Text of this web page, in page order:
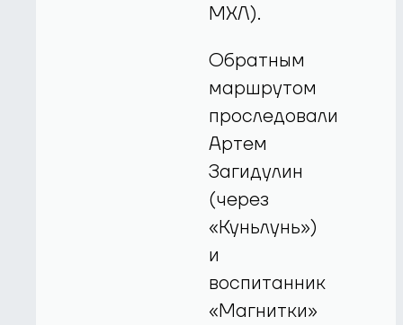
МХЛ).
Обратным
маршрутом
проследовали
Артем
Загидулин
(через
«Куньлунь»)
и
воспитанник
«Магнитки»